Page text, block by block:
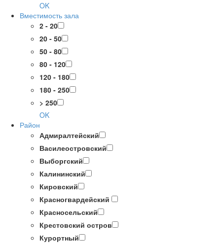
OK
Вместимость зала
2 - 20
20 - 50
50 - 80
80 - 120
120 - 180
180 - 250
> 250
OK
Район
Адмиралтейский
Василеостровский
Выборгский
Калининский
Кировский
Красногвардейский
Красносельский
Крестовский остров
Курортный